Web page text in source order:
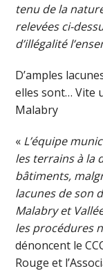
tenu de la
relevées ci-
d’illégalité
D’amples
elles sont… Vite
Malabry
« L’équipe
les terrains à la
bâtiments,
lacunes de son
Malabry et
les procédures
dénoncent le
Rouge et